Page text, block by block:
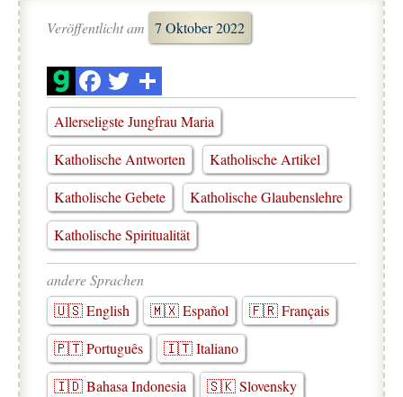
Veröffentlicht am 7 Oktober 2022
Allerseligste Jungfrau Maria
Katholische Antworten
Katholische Artikel
Katholische Gebete
Katholische Glaubenslehre
Katholische Spiritualität
andere Sprachen
🇺🇸 English
🇲🇽 Español
🇫🇷 Français
🇵🇹 Português
🇮🇹 Italiano
🇮🇩 Bahasa Indonesia
🇸🇰 Slovensky